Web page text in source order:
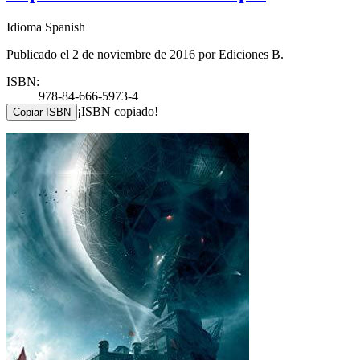
Idioma Spanish
Publicado el 2 de noviembre de 2016 por Ediciones B.
ISBN:
978-84-666-5973-4
Copiar ISBN ¡ISBN copiado!